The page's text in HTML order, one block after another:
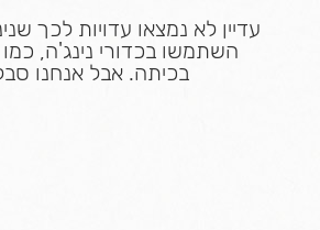
עדיין לא נמצאו עדויות לכך
השתמשו בכדורי נינג'ה,
בכיתה. אבל אנחנו